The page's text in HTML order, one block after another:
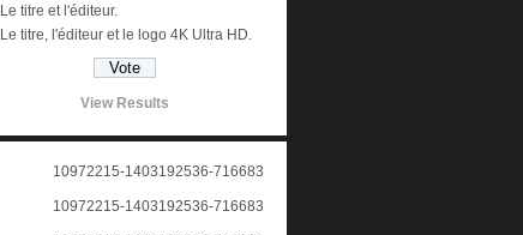
Le titre et l'éditeur.
Le titre, l'éditeur et le logo 4K Ultra HD.
View Results